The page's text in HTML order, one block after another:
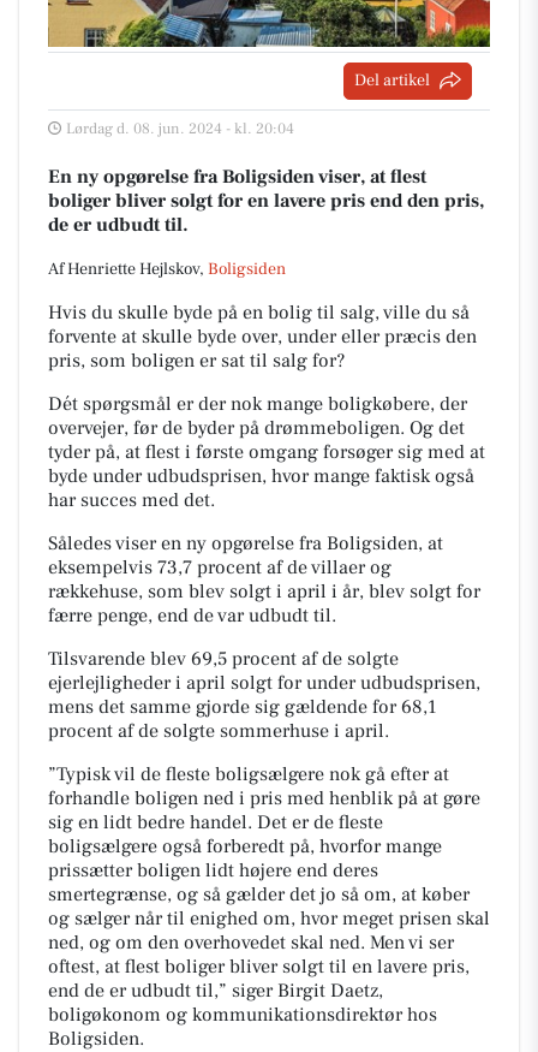
Del artikel
Lørdag d. 08. jun. 2024 - kl. 20:04
En ny opgørelse fra Boligsiden viser, at flest
boliger bliver solgt for en lavere pris end den pris,
de er udbudt til.
Af Henriette Hejlskov, Boligsiden
Hvis du skulle byde på en bolig til salg, ville du så
forvente at skulle byde over, under eller præcis den
pris, som boligen er sat til salg for?
Dét spørgsmål er der nok mange boligkøbere, der
overvejer, før de byder på drømmeboligen. Og det
tyder på, at flest i første omgang forsøger sig med at
byde under udbudsprisen, hvor mange faktisk også
har succes med det.
Således viser en ny opgørelse fra Boligsiden, at
eksempelvis 73,7 procent af de villaer og
rækkehuse, som blev solgt i april i år, blev solgt for
færre penge, end de var udbudt til.
Tilsvarende blev 69,5 procent af de solgte
ejerlejligheder i april solgt for under udbudsprisen,
mens det samme gjorde sig gældende for 68,1
procent af de solgte sommerhuse i april.
”Typisk vil de fleste boligsælgere nok gå efter at
forhandle boligen ned i pris med henblik på at gøre
sig en lidt bedre handel. Det er de fleste
boligsælgere også forberedt på, hvorfor mange
prissætter boligen lidt højere end deres
smertegrænse, og så gælder det jo så om, at køber
og sælger når til enighed om, hvor meget prisen skal
ned, og om den overhovedet skal ned. Men vi ser
oftest, at flest boliger bliver solgt til en lavere pris,
end de er udbudt til,” siger Birgit Daetz,
boligøkonom og kommunikationsdirektør hos
Boligsiden.